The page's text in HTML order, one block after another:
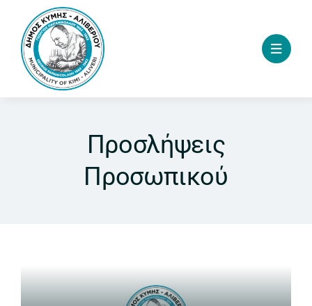
content
Προσλήψεις
Προσωπικού